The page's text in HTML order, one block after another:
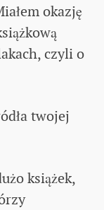
okazję
czyli o
twojej
książek,